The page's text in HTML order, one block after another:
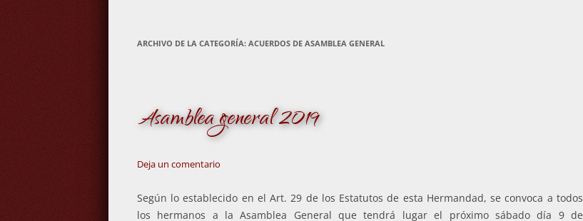
ARCHIVO DE LA CATEGORÍA: ACUERDOS DE ASAMBLEA GENERAL
Asamblea general 2019
Deja un comentario
Según lo establecido en el Art. 29 de los Estatutos de esta Hermandad, se convoca a todos
los hermanos a la Asamblea General que tendrá lugar el próximo sábado día 9 de